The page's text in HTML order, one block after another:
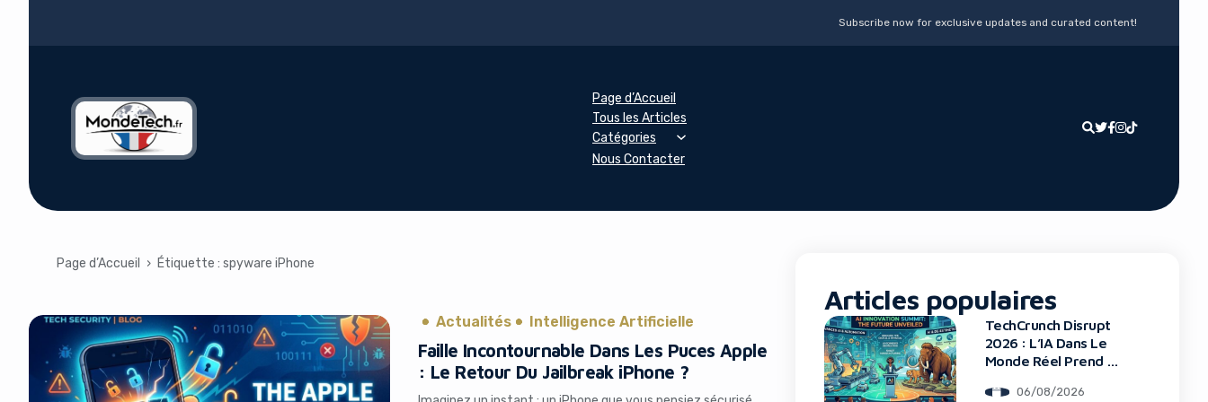
Subscribe now for exclusive updates and curated content!
Page d’Accueil
Tous les Articles
Catégories
Nous Contacter
Page d’Accueil › Étiquette :spyware iPhone
Actualités Intelligence Artificielle
Faille Incontournable Dans Les Puces Apple
: Le Retour Du Jailbreak iPhone ?
Articles populaires
TechCrunch Disrupt
2026 : L’IA Dans Le
Monde Réel Prend La
06/08/2026